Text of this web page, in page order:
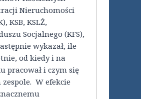
Nieruchomości
KSB, KSLŻ,
Socjalnego (KFS),
wykazał, ile
od kiedy i na
pracował i czym się
W efekcie